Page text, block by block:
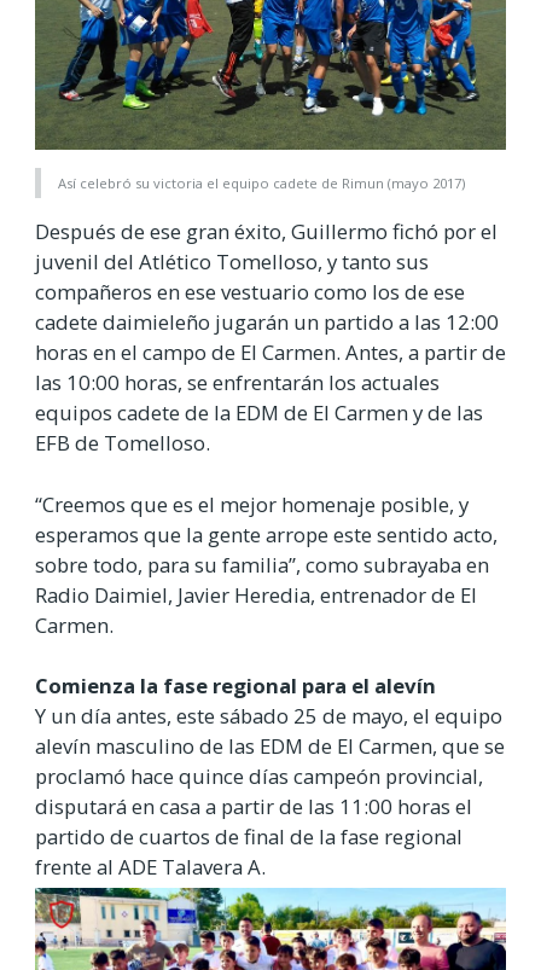
Así celebró su victoria el equipo cadete de Rimun (mayo 2017)
Después de ese gran éxito, Guillermo fichó por el
juvenil del Atlético Tomelloso, y tanto sus
compañeros en ese vestuario como los de ese
cadete daimieleño jugarán un partido a las 12:00
horas en el campo de El Carmen. Antes, a partir de
las 10:00 horas, se enfrentarán los actuales
equipos cadete de la EDM de El Carmen y de las
EFB de Tomelloso.
“Creemos que es el mejor homenaje posible, y
esperamos que la gente arrope este sentido acto,
sobre todo, para su familia”, como subrayaba en
Radio Daimiel, Javier Heredia, entrenador de El
Carmen.
Comienza la fase regional para el alevín
Y un día antes, este sábado 25 de mayo, el equipo
alevín masculino de las EDM de El Carmen, que se
proclamó hace quince días campeón provincial,
disputará en casa a partir de las 11:00 horas el
partido de cuartos de final de la fase regional
frente al ADE Talavera A.